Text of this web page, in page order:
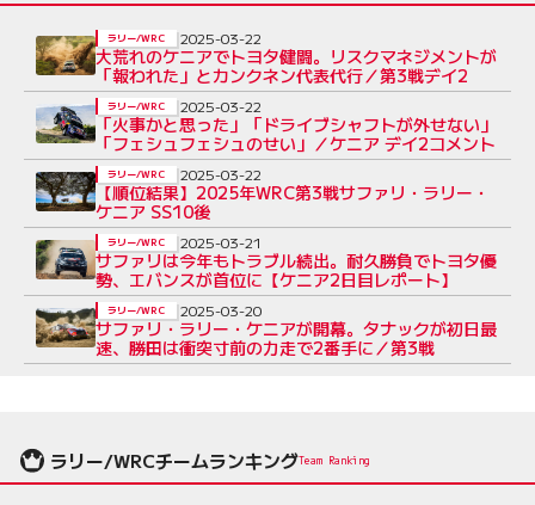
大荒れのケニアでトヨタ健闘。リスクマネジメントが
「報われた」とカンクネン代表代行／第3戦デイ2
ラリー/WRC 2025-03-22
「火事かと思った」「ドライブシャフトが外せない」
「フェシュフェシュのせい」／ケニア デイ2コメント
ラリー/WRC 2025-03-22
【順位結果】2025年WRC第3戦サファリ・ラリー・
ケニア SS10後
ラリー/WRC 2025-03-22
サファリは今年もトラブル続出。耐久勝負でトヨタ優
勢、エバンスが首位に【ケニア2日目レポート】
ラリー/WRC 2025-03-21
サファリ・ラリー・ケニアが開幕。タナックが初日最
速、勝田は衝突寸前の力走で2番手に／第3戦
ラリー/WRC 2025-03-20
ラリー/WRCチームランキングTeam Ranking